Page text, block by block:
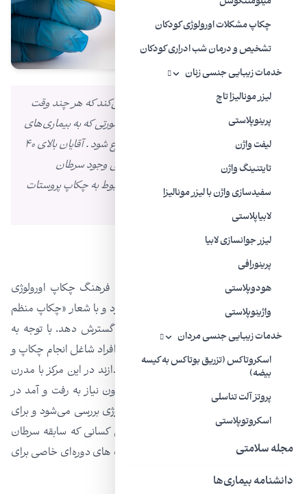
چکاپ مشکلات اورولوژی کودکان
تشخیص و درمان شب ادراری کودکان
خدمات زیبایی جنسی زنان
لیزر مونالیزا تاچ
پرینوپلاستی
لیفت واژن
تایتنینگ واژن
سفیدسازی واژن با لیزر مونالیزا
لابیاپلاستی
ليزر جوانسازی لابیا
پرینورافی
هودوپلاستی
واژینوپلاستی
خدمات زیبایی جنسی مردان
اسکروتاکس (تزریق بوتاکس به کیسه
بیضه)
پروتز آلت تناسلی
اسکروتوپلاستی
مجله سلامتی
دانشنامه بیماری‌ها
دکتر مهری مهراد به تمامی آقایان توصیه می‌کند که هر چند وقت
یکبار چکاپ پروستات را انجام دهند تا در صورتی که به بیماری‌های
پروستات مبتلا هستند سریع تر درمان شروع شود . آقایان بالای ۴۰
سال، هر ساله باید آزمایش PSA جهت بررسی وجود سرطان
پروستات و همچنین دیگر آزمایش های مربوط به چکاپ پروستات
مرکز یک روزه مهراد
تلاش شده‌است که فرهنگ چکاپ اورولوژی
منظم با هدف ارتقا سلامتی بیماران ایجاد شود و با شعار «چکاپ منظم
فرهنگ انسان موفق» این فرهنگ‌سازی را گسترش دهد. با توجه به
مشغله افراد و ترافیک کلان‌شهر تهران اغلب افراد شاغل انجام چکاپ و
بررسی سلامتی خود را مرتب به تعویق می‌اندازند در این مرکز با مدرن
ترین تجهیزات در یک مکان و یک زمان بدون نیاز به رفت و آمد در
شهر، تمامی مشکلات ادراری و دستگاه اورولوژی بررسی می‌شود و برای
افراد در ریسک بیماری‌های اورولوژیکی مثل کسانی که سابقه سرطان
پروستات در فامیل داشته‌اند یک سری چکاپ های دوره‌ای خاصی برای
آنها پیشنهاد می‌شود.